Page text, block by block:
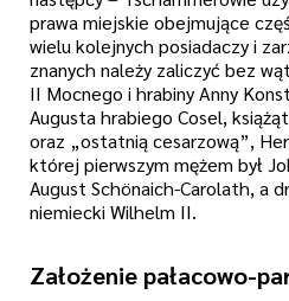
prawa miejskie obejmujące
wielu kolejnych posiadaczy i
znanych należy zaliczyć bez
II Mocnego i hrabiny Anny
Augusta hrabiego Cosel,
oraz „ostatnią cesarzową”,
której pierwszym mężem był
August Schönaich-Carolath, a
niemiecki Wilhelm II.
Założenie pałacowo-